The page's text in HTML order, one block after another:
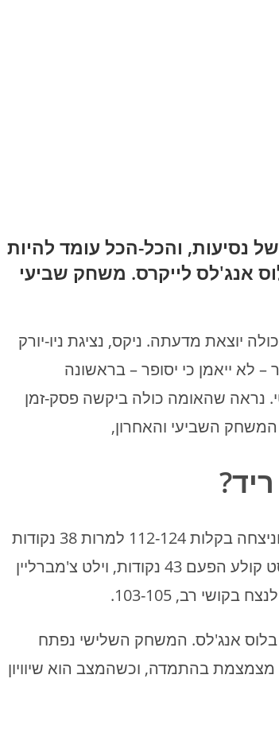
נסיעות, והכל-הכל עומד להיות
אנג'לס לייקרס. משחק שביעי
כולה יוצאת מדעתה. ניקס, נציגת ניו-יורק
לא ייאמן כי יסופר – בראשונה
נראה שהאומה כולה ביקשה פסק-זמן
המשחק השביעי והאחרון,
במשחק הראשון, במגרשה הביתי, נראתה ניו-יורק מעולה וניצחה בקלות 112-124 למרות 38 נקודות
של ג'רי ווסט. גם המשחק השני נערך בתפוח הגדול. ג'רי ווסט קולע הפעם 43 נקודות, וילט צ'מברליין
וטסות לצמד משחקים בלוס אנג'לס. המשחק השלישי נפתח
22 נקודות הפרש. ניקס מצמצמת בהתמדה, וכשהמצב הוא שיוויון